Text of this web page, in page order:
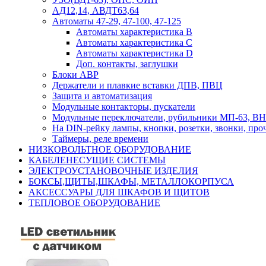
АД12,14, АВДТ63,64
Автоматы 47-29, 47-100, 47-125
Автоматы характеристика B
Автоматы характеристика C
Автоматы характеристика D
Доп. контакты, заглушки
Блоки АВР
Держатели и плавкие вставки ДПВ, ПВЦ
Защита и автоматизация
Модульные контакторы, пускатели
Модульные переключатели, рубильники МП-63,
На DIN-рейку лампы, кнопки, розетки, звонки,
Таймеры, реле времени
НИЗКОВОЛЬТНОЕ ОБОРУДОВАНИЕ
КАБЕЛЕНЕСУЩИЕ СИСТЕМЫ
ЭЛЕКТРОУСТАНОВОЧНЫЕ ИЗДЕЛИЯ
БОКСЫ,ЩИТЫ,ШКАФЫ, МЕТАЛЛОКОРПУСА
АКСЕССУАРЫ ДЛЯ ШКАФОВ И ЩИТОВ
ТЕПЛОВОЕ ОБОРУДОВАНИЕ